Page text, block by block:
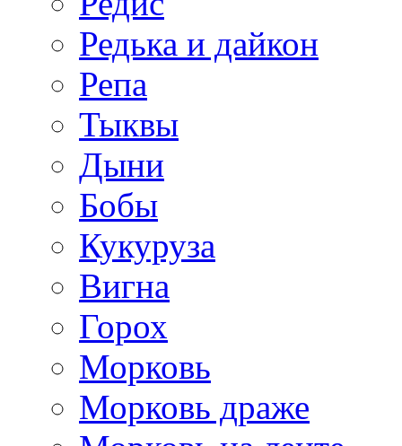
Редька и дайкон
Репа
Тыквы
Дыни
Бобы
Кукуруза
Вигна
Горох
Морковь
Морковь драже